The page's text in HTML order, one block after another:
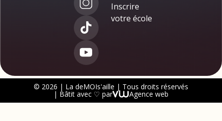
Inscrire
votre école
© 2026 | La deMOIs'aille | Tous droits réservés
| Bâtit avec ♡ par Agence web